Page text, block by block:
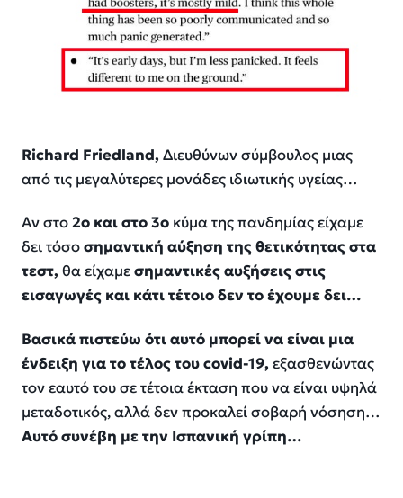
Richard Friedland, Διευθύνων σύμβουλος μιας
από τις μεγαλύτερες μονάδες ιδιωτικής υγείας…
Αν στο2ο και στο 3ο κύμα της πανδημίας είχαμε
δει τόσοσημαντική αύξηση της θετικότητας στα
τεστ, θα είχαμεσημαντικές αυξήσεις στις
εισαγωγές και κάτι τέτοιο δεν το έχουμε δει…
Βασικά πιστεύω ότι αυτό μπορεί να είναι μια
ένδειξη για το τέλος του covid-19, εξασθενώντας
τον εαυτό του σε τέτοια έκταση που να είναι υψηλά
μεταδοτικός, αλλά δεν προκαλεί σοβαρή νόσηση…
Αυτό συνέβη με την Ισπανική γρίπη…